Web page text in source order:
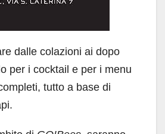
dalle colazioni ai dopo
per i cocktail e per i menu
tutto a base di